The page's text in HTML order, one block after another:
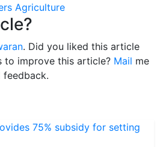
Agriculture
. Did you liked this article
to improve this article? Mail me
feedback.